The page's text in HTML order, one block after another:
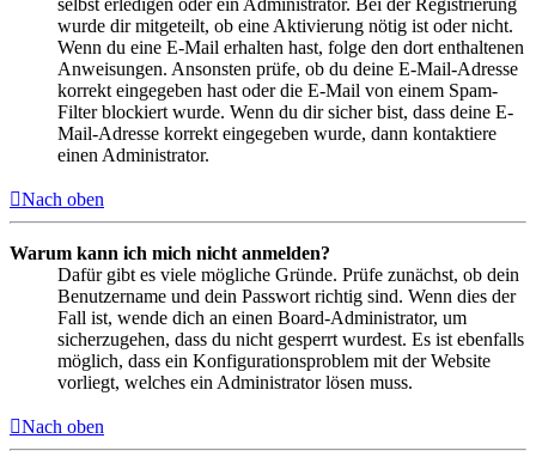
selbst erledigen oder ein Administrator. Bei der Registrierung
wurde dir mitgeteilt, ob eine Aktivierung nötig ist oder nicht.
Wenn du eine E-Mail erhalten hast, folge den dort enthaltenen
Anweisungen. Ansonsten prüfe, ob du deine E-Mail-Adresse
korrekt eingegeben hast oder die E-Mail von einem Spam-
Filter blockiert wurde. Wenn du dir sicher bist, dass deine E-
Mail-Adresse korrekt eingegeben wurde, dann kontaktiere
einen Administrator.
Nach oben
Warum kann ich mich nicht anmelden?
Dafür gibt es viele mögliche Gründe. Prüfe zunächst, ob dein
Benutzername und dein Passwort richtig sind. Wenn dies der
Fall ist, wende dich an einen Board-Administrator, um
sicherzugehen, dass du nicht gesperrt wurdest. Es ist ebenfalls
möglich, dass ein Konfigurationsproblem mit der Website
vorliegt, welches ein Administrator lösen muss.
Nach oben